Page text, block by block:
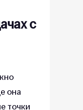
с
она
точки